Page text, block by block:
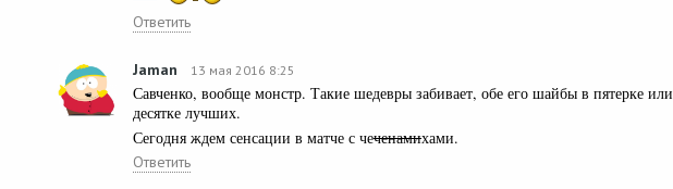
Ответить
Jamаn 13 мая 2016 8:25
Савченко, вообще монстр. Такие шедевры забивает, обе его шайбы в пятерке или
десятке лучших.
Сегодня ждем сенсации в матче с чеченамихами.
Ответить